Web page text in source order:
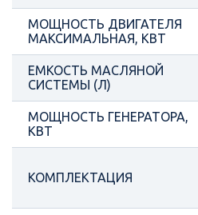
МОЩНОСТЬ ДВИГАТЕЛЯ
МАКСИМАЛЬНАЯ, КВТ
ЕМКОСТЬ МАСЛЯНОЙ
СИСТЕМЫ (Л)
МОЩНОСТЬ ГЕНЕРАТОРА,
КВТ
КОМПЛЕКТАЦИЯ